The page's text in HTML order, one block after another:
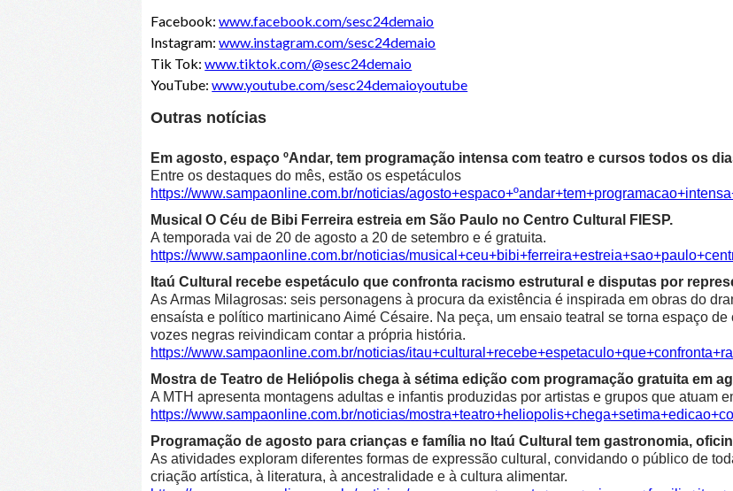
Facebook:www.facebook.com/sesc24demaio
Instagram:www.instagram.com/sesc24demaio
Tik Tok:www.tiktok.com/@sesc24demaio
YouTube:www.youtube.com/sesc24demaioyoutube
Outras notícias
Em agosto, espaço ºAndar, tem programação intensa com teatro e cursos todos os
Entre os destaques do mês, estão os espetáculos
https://www.sampaonline.com.br/noticias/
Musical O Céu de Bibi Ferreira estreia em São Paulo no Centro Cultural FIESP.
A temporada vai de 20 de agosto a 20 de setembro e é gratuita.
https://www.sampaonline.com.br/noticias/
Itaú Cultural recebe espetáculo que confronta racismo estrutural e disputas por
As Armas Milagrosas: seis personagens à procura da existência é inspirada em obras do
ensaísta e político martinicano Aimé Césaire. Na peça, um ensaio teatral se torna espaço
vozes negras reivindicam contar a própria história.
https://www.sampaonline.com.br/noticias/
Mostra de Teatro de Heliópolis chega à sétima edição com programação gratuita em
A MTH apresenta montagens adultas e infantis produzidas por artistas e grupos que atuam
https://www.sampaonline.com.br/noticias/
Programação de agosto para crianças e família no Itaú Cultural tem gastronomia,
As atividades exploram diferentes formas de expressão cultural, convidando o público de
criação artística, à literatura, à ancestralidade e à cultura alimentar.